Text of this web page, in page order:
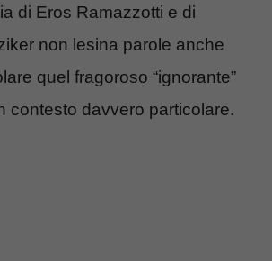
di Eros Ramazzotti e di
non lesina parole anche
quel fragoroso “ignorante”
contesto davvero particolare.